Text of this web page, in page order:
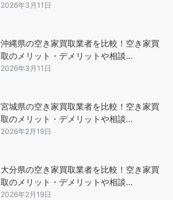
2026年3月11日
沖縄県の空き家買取業者を比較！空き家買
取のメリット・デメリットや相談…
2026年3月11日
宮城県の空き家買取業者を比較！空き家買
取のメリット・デメリットや相談…
2026年2月19日
大分県の空き家買取業者を比較！空き家買
取のメリット・デメリットや相談…
2026年2月19日